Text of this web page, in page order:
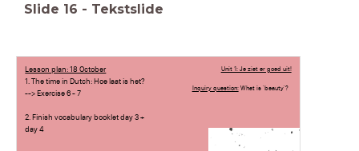
Slide 16 - Tekstslide
Lesson plan: 18 October
1. The time in Dutch: Hoe laat is het?
--> Exercise 6 - 7
2. Finish vocabulary booklet day 3 +
day 4
Unit 1: Je ziet er goed uit!
Inquiry question:What is 'beauty'?